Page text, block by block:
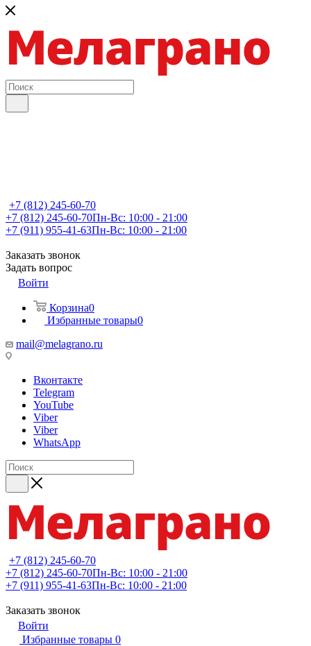
+7 (812) 245-60-70
+7 (812) 245-60-70Пн-Вс: 10:00 - 21:00
+7 (911) 955-41-63Пн-Вс: 10:00 - 21:00
Заказать звонок
Задать вопрос
Войти
Корзина0
Избранные товары0
mail@melagrano.ru
Вконтакте
Telegram
YouTube
Viber
Viber
WhatsApp
+7 (812) 245-60-70
+7 (812) 245-60-70Пн-Вс: 10:00 - 21:00
+7 (911) 955-41-63Пн-Вс: 10:00 - 21:00
Заказать звонок
Войти
Избранные товары 0